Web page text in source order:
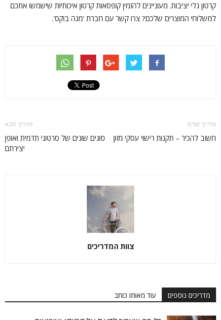
קרטון גלי יציבות. מעוניינים להזמין קופסאות קרטון איכותיות שישמשו אתכם
למשלוחי המוצרים שלכם? צרו קשר עם חברת 'מגה בוקס'.
מדריך קודם
חשוב להכיר – תקנות רישוי עסקי מזון
מדריך הבא
סוגים שונים של סרטוני תדמית ואופן
יצירתם
צוות המדריכים
מדריכים נוספים עוד מאותו כותב